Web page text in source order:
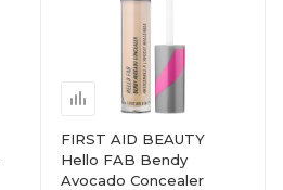
FIRST AID BEAUTY
Hello FAB Bendy
Avocado Concealer